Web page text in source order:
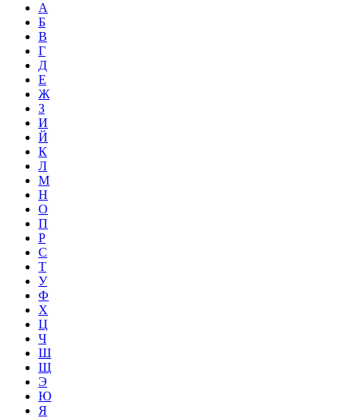
А
Б
В
Г
Д
Е
Ж
З
И
Й
К
Л
М
Н
О
П
Р
С
Т
У
Ф
Х
Ц
Ч
Ш
Щ
Э
Ю
Я